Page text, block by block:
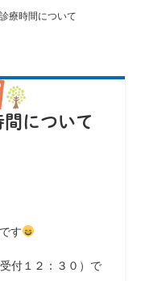
療時間について
について
す
付１２：３０）で